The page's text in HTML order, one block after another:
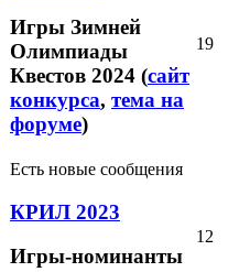
Игры Зимней
Олимпиады
Квестов 2024 (сайт
конкурса, тема на
форуме)
19
Есть новые сообщения
КРИЛ 2023
Игры-номинанты
12